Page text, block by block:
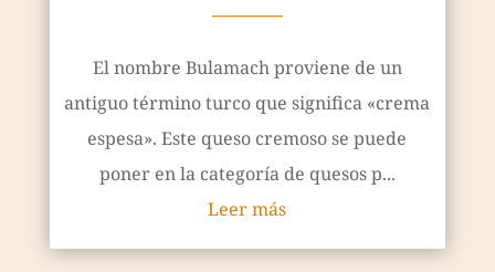
————
El nombre Bulamach proviene de un
antiguo término turco que significa «crema
espesa». Este queso cremoso se puede
poner en la categoría de quesos p...
Leer más